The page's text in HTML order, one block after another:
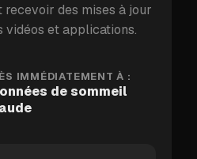
via l'application de
recevoir des mises à jour
vidéos et applications.
IMMÉDIATEMENT À :
de sommeil